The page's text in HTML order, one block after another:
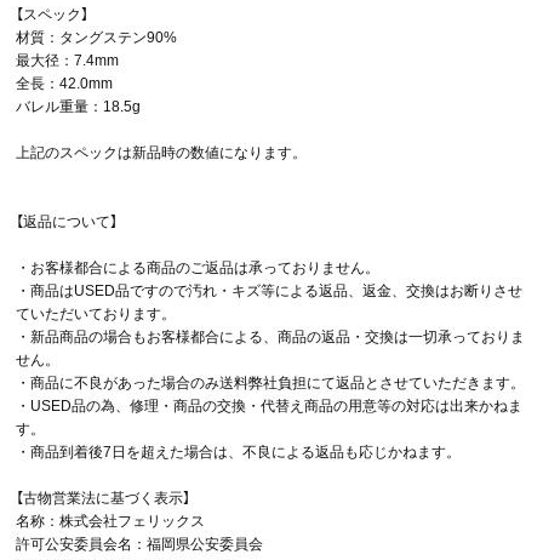
【スペック】
材質：タングステン90%
最大径：7.4mm
全長：42.0mm
バレル重量：18.5g
上記のスペックは新品時の数値になります。
【返品について】
・お客様都合による商品のご返品は承っておりません。
・商品はUSED品ですので汚れ・キズ等による返品、返金、交換はお断りさせ
ていただいております。
・新品商品の場合もお客様都合による、商品の返品・交換は一切承っておりま
せん。
・商品に不良があった場合のみ送料弊社負担にて返品とさせていただきます。
・USED品の為、修理・商品の交換・代替え商品の用意等の対応は出来かねま
す。
・商品到着後7日を超えた場合は、不良による返品も応じかねます。
【古物営業法に基づく表示】
名称：株式会社フェリックス
許可公安委員会名：福岡県公安委員会